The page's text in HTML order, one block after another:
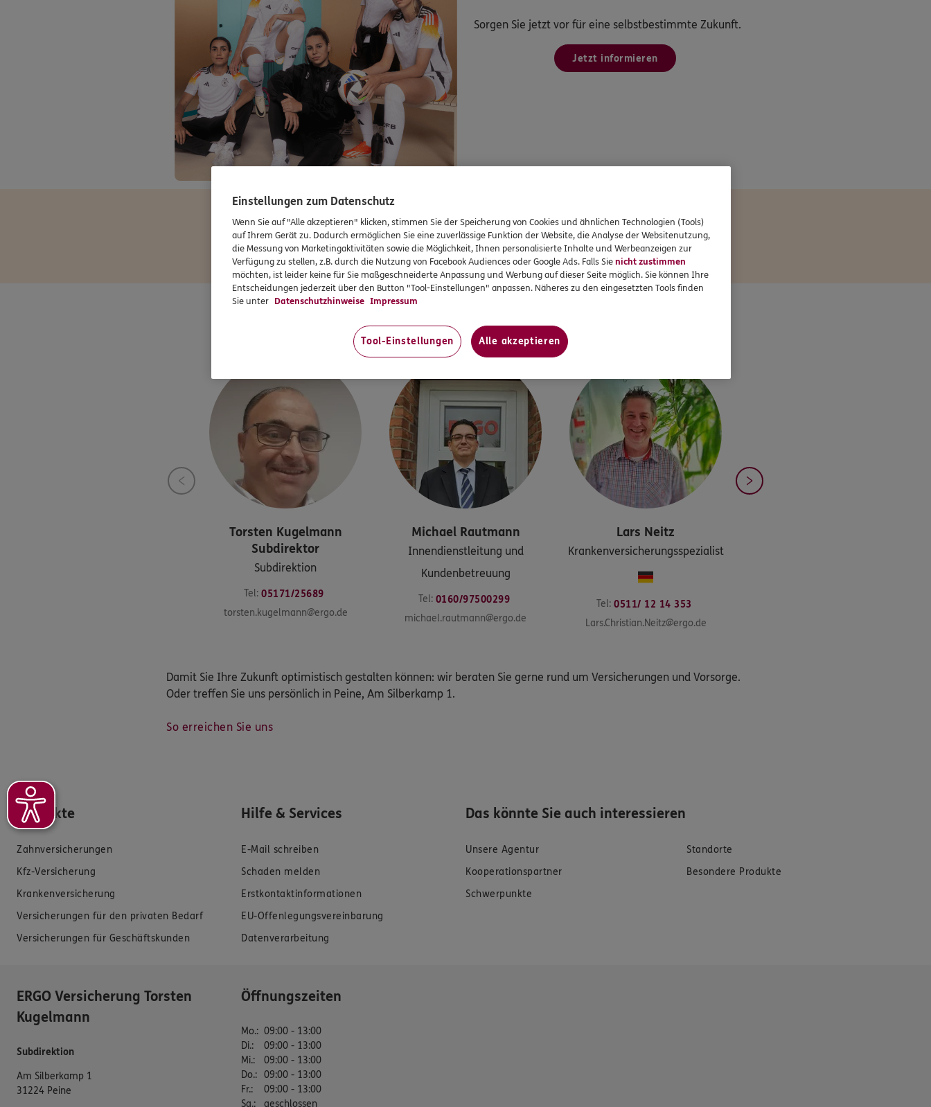
Sorgen Sie jetzt vor für eine selbstbestimmte Zukunft.
Jetzt informieren
UNSERE OFFIZIELLE DFB-SEITE
Mehr zu unseren DFB-Partnerschaften
Mehr zum DFB
WIR SIND FÜR SIE DA
Torsten Kugelmann
Subdirektor
Subdirektion
Tel: 05171/25689
torsten.kugelmann@ergo.de
Michael Rautmann
Innendienstleitung und
Kundenbetreuung
Tel: 0160/97500299
michael.rautmann@ergo.de
Lars Neitz
Krankenversicherungsspezialist
Tel: 0511/ 12 14 353
Lars.Christian.Neitz@ergo.de
Damit Sie Ihre Zukunft optimistisch gestalten können: wir beraten Sie gerne rund um Versicherungen und Vorsorge.
Oder treffen Sie uns persönlich in Peine, Am Silberkamp 1.
So erreichen Sie uns
Produkte
Zahnversicherungen
Kfz-Versicherung
Krankenversicherung
Versicherungen für den privaten Bedarf
Versicherungen für Geschäftskunden
Hilfe & Services
E-Mail schreiben
Schaden melden
Erstkontaktinformationen
EU-Offenlegungsvereinbarung
Datenverarbeitung
Das könnte Sie auch interessieren
Unsere Agentur
Standorte
Kooperationspartner
Besondere Produkte
Schwerpunkte
ERGO Versicherung Torsten
Kugelmann
Subdirektion
Am Silberkamp 1
31224 Peine
Öffnungszeiten
Mo.: 09:00 - 13:00
Di.:
09:00 - 13:00
Mi.:
09:00 - 13:00
Do.: 09:00 - 13:00
Fr.:
09:00 - 13:00
Sa.: geschlossen
Einstellungen zum Datenschutz
Wenn Sie auf "Alle akzeptieren" klicken, stimmen Sie der Speicherung von Cookies und ähnlichen Technologien (Tools)
auf Ihrem Gerät zu. Dadurch ermöglichen Sie eine zuverlässige Funktion der Website, die Analyse der Websitenutzung,
die Messung von Marketingaktivitäten sowie die Möglichkeit, Ihnen personalisierte Inhalte und Werbeanzeigen zur
Verfügung zu stellen, z.B. durch die Nutzung von Facebook Audiences oder Google Ads. Falls Sienicht zustimmen
möchten, ist leider keine für Sie maßgeschneiderte Anpassung und Werbung auf dieser Seite möglich. Sie können Ihre
Entscheidungen jederzeit über den Button "Tool-Einstellungen" anpassen. Näheres zu den eingesetzten Tools finden
Sie unter Datenschutzhinweise Impressum
Tool-Einstellungen Alle akzeptieren